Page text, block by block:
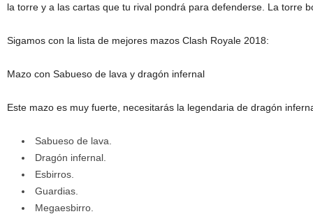
la torre y a las cartas que tu rival pondrá para defenderse. La torre
Sigamos con la lista de mejores mazos Clash Royale 2018:
Mazo con Sabueso de lava y dragón infernal
Este mazo es muy fuerte, necesitarás la legendaria de dragón
Sabueso de lava.
Dragón infernal.
Esbirros.
Guardias.
Megaesbirro.